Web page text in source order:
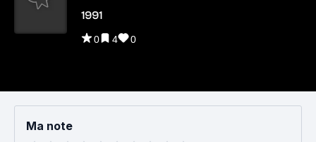
1991
0 4 0
Ma note